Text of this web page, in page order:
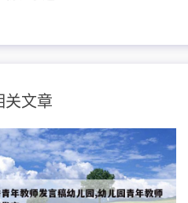
关文章